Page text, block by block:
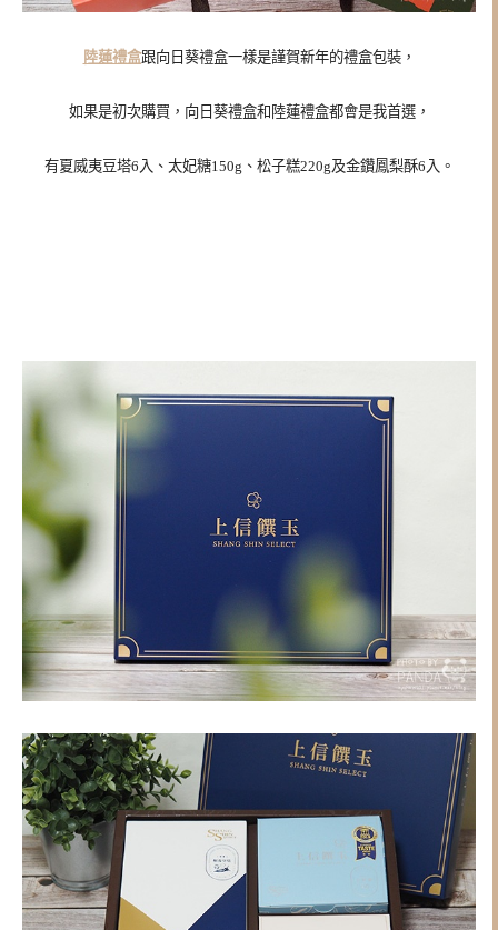
陸蓮禮盒跟向日葵禮盒一樣是謹賀新年的禮盒包裝，
如果是初次購買，向日葵禮盒和陸蓮禮盒都會是我首選，
有夏威夷豆塔6入、太妃糖150g、松子糕220g及金鑽鳳梨酥6入。